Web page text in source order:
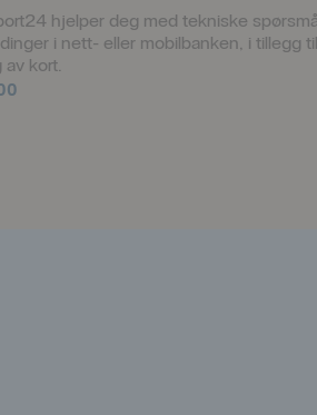
hjelper deg med tekniske
i nett- eller mobilbanken, i tillegg
kort.